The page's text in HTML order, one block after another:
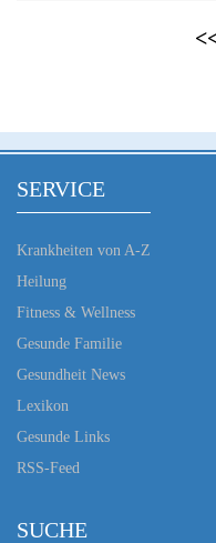
SERVICE
Krankheiten von A-Z
Heilung
Fitness & Wellness
Gesunde Familie
Gesundheit News
Lexikon
Gesunde Links
RSS-Feed
SUCHE